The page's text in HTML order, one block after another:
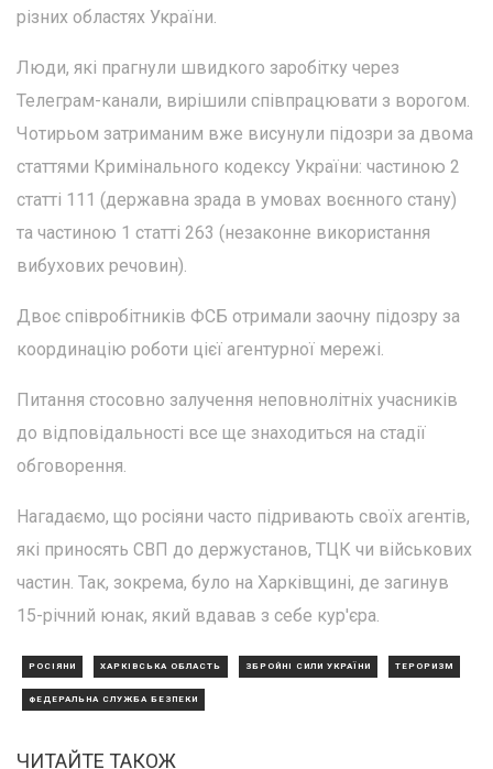
різних областях України.
Люди, які прагнули швидкого заробітку через
Телеграм-канали, вирішили співпрацювати з ворогом.
Чотирьом затриманим вже висунули підозри за двома
статтями Кримінального кодексу України: частиною 2
статті 111 (державна зрада в умовах воєнного стану)
та частиною 1 статті 263 (незаконне використання
вибухових речовин).
Двоє співробітників ФСБ отримали заочну підозру за
координацію роботи цієї агентурної мережі.
Питання стосовно залучення неповнолітніх учасників
до відповідальності все ще знаходиться на стадії
обговорення.
Нагадаємо, що росіяни часто підривають своїх агентів,
які приносять СВП до держустанов, ТЦК чи військових
частин. Так, зокрема, було на Харківщині, де загинув
15-річний юнак, який вдавав з себе кур'єра.
РОСІЯНИ ХАРКІВСЬКА ОБЛАСТЬ ЗБРОЙНІ СИЛИ УКРАЇНИ ТЕРОРИЗМ
ФЕДЕРАЛЬНА СЛУЖБА БЕЗПЕКИ
ЧИТАЙТЕ ТАКОЖ